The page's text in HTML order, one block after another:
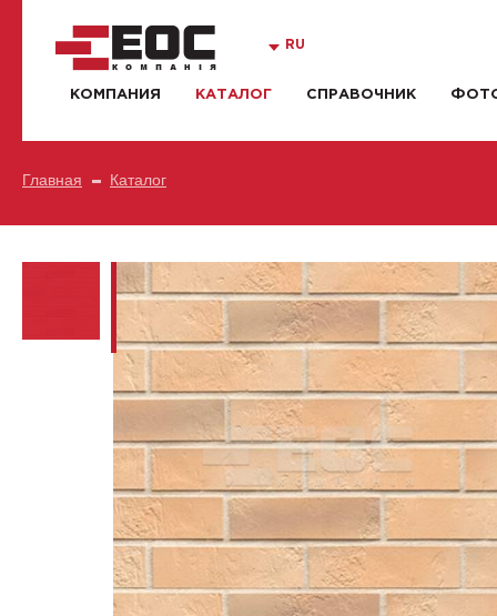
RU
КОМПАНИЯ КАТАЛОГ СПРАВОЧНИК
Главная Каталог